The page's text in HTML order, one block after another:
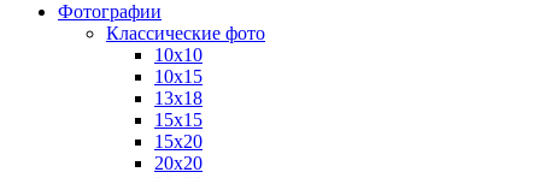
Фотографии
Классические фото
10х10
10х15
13х18
15х15
15х20
20х20